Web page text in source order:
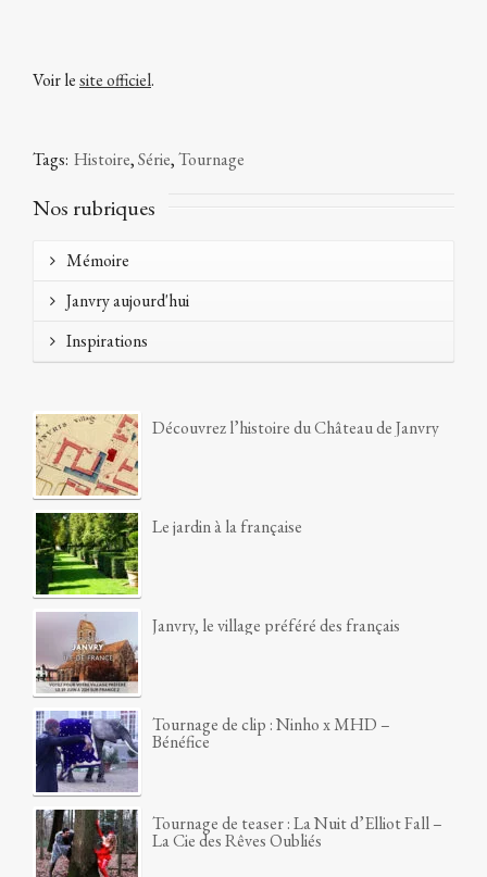
Voir lesite officiel.
Tags: Histoire,Série,Tournage
Nos rubriques
Mémoire
Janvry aujourd'hui
Inspirations
Découvrez l’histoire du Château de Janvry
Le jardin à la française
Janvry, le village préféré des français
Tournage de clip : Ninho x MHD –
Bénéfice
Tournage de teaser : La Nuit d’Elliot Fall –
La Cie des Rêves Oubliés